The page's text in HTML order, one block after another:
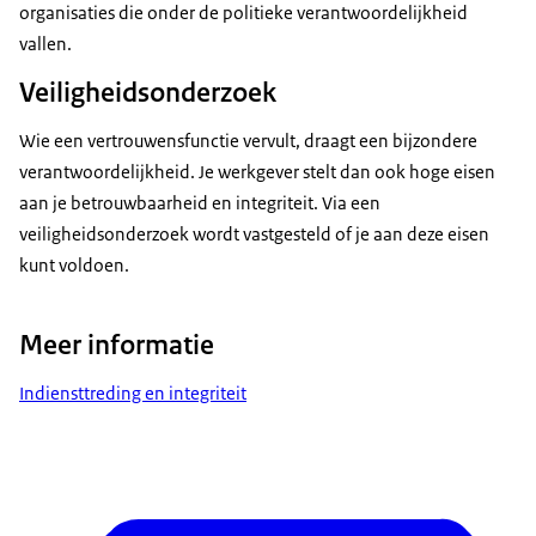
organisaties die onder de politieke verantwoordelijkheid
vallen.
Veiligheidsonderzoek
Wie een vertrouwensfunctie vervult, draagt een bijzondere
verantwoordelijkheid. Je werkgever stelt dan ook hoge eisen
aan je betrouwbaarheid en integriteit. Via een
veiligheidsonderzoek wordt vastgesteld of je aan deze eisen
kunt voldoen.
Meer informatie
Indiensttreding en integriteit